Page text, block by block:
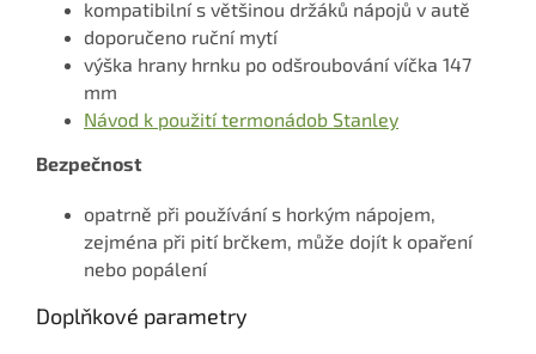
kompatibilní s většinou držáků nápojů v autě
doporučeno ruční mytí
výška hrany hrnku po odšroubování víčka 147
mm
Návod k použití termonádob Stanley
Bezpečnost
opatrně při používání s horkým nápojem,
zejména při pití brčkem, může dojít k opaření
nebo popálení
Doplňkové parametry